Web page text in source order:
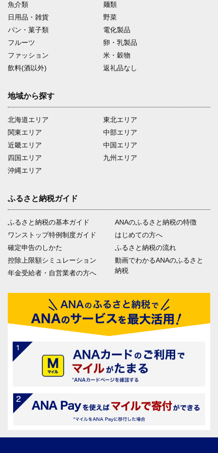
魚介類
麺類
日用品・雑貨
野菜
パン・菓子類
電化製品
フルーツ
卵・乳製品
ファッション
米・穀物
飲料(酒以外)
返礼品なし
地域から探す
北海道エリア
関東エリア
近畿エリア
四国エリア
沖縄エリア
東北エリア
中部エリア
中国エリア
九州エリア
ふるさと納税ガイド
ふるさと納税の基本ガイド
ワンストップ特例制度ガイド
確定申告のしかた
控除上限額シミュレーション
年金受給者・自営業者の方へ
ANAのふるさと納税の特徴
はじめての方へ
ふるさと納税の流れ
動画でわかるANAのふるさと
納税